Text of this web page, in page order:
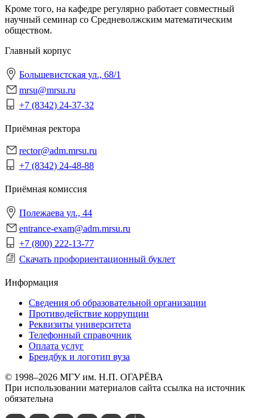
Кроме того, на кафедре регулярно работает совместный
научный семинар со Средневолжским математическим
обществом.
Главный корпус
Большевистская ул., 68/1
mrsu@mrsu.ru
+7 (8342) 24-37-32
Приёмная ректора
rector@adm.mrsu.ru
+7 (8342) 24-48-88
Приёмная комиссия
Полежаева ул., 44
entrance-exam@adm.mrsu.ru
+7 (800) 222-13-77
Скачать профориентационный буклет
Информация
Сведения об образовательной организации
Противодействие коррупции
Реквизиты университета
Телефонный справочник
Оплата услуг
Брендбук и логотип вуза
© 1998–2026 МГУ им. Н.П. ОГАРЁВА
При использовании материалов сайта ссылка на источник
обязательна